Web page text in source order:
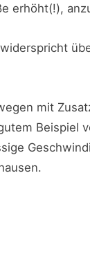
erhöht(!),
mit
Beispiel